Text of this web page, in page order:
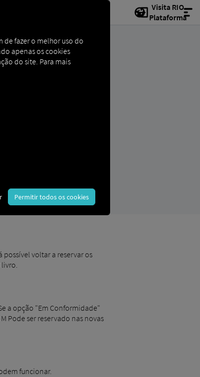
Visita RIO
Plataforma
voltar a reservar os
livro.
a opção "Em Conformidade"
Pode ser reservado nas novas
funcionar.
de fazer o melhor uso do
apenas os cookies
do site. Para mais
Permitir todos os cookies